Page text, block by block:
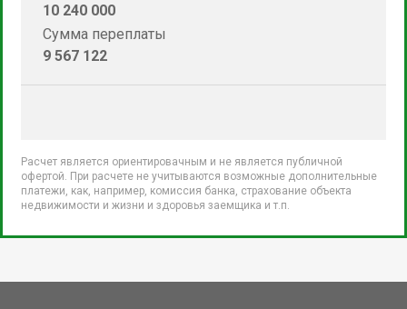
10 240 000
Сумма переплаты
9 567 122
Расчет является ориентировачным и не является публичной
офертой. При расчете не учитываются возможные дополнительные
платежи, как, например, комиссия банка, страхование объекта
недвижимости и жизни и здоровья заемщика и т.п.